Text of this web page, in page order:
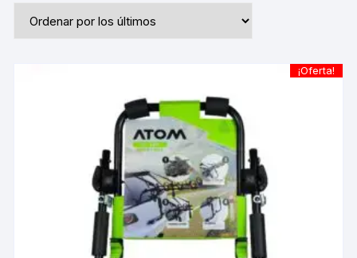
¡Oferta!